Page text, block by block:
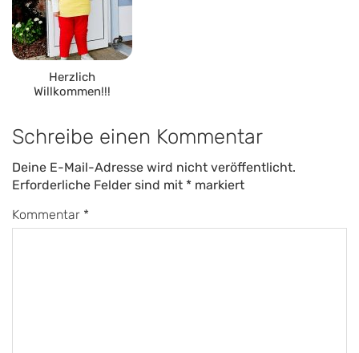
Herzlich
Willkommen!!!
Schreibe einen Kommentar
Deine E-Mail-Adresse wird nicht veröffentlicht.
Erforderliche Felder sind mit * markiert
Kommentar *